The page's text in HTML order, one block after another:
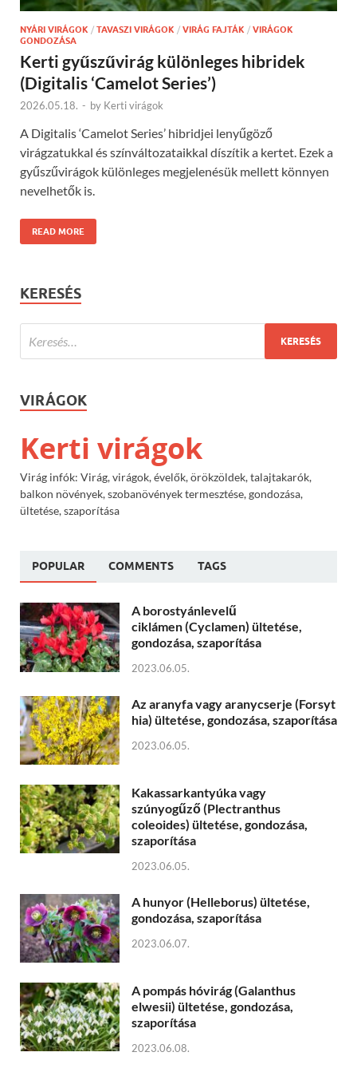
NYÁRI VIRÁGOK / TAVASZI VIRÁGOK / VIRÁG FAJTÁK / VIRÁGOK
GONDOZÁSA
Kerti gyűszűvirág különleges hibridek
(Digitalis ‘Camelot Series’)
2026.05.18. - by Kerti virágok
A Digitalis ‘Camelot Series’ hibridjei lenyűgöző
virágzatukkal és színváltozataikkal díszítik a kertet. Ezek a
gyűszűvirágok különleges megjelenésük mellett könnyen
nevelhetők is.
READ MORE
KERESÉS
VIRÁGOK
Kerti virágok
Virág infók: Virág, virágok, évelők, örökzöldek, talajtakarók,
balkon növények, szobanövények termesztése, gondozása,
ültetése, szaporítása
POPULAR COMMENTS TAGS
A borostyánlevelű
ciklámen (Cyclamen) ültetése,
gondozása, szaporítása
2023.06.05.
Az aranyfa vagy aranycserje (Forsyt
hia) ültetése, gondozása, szaporítása
2023.06.05.
Kakassarkantyúka vagy
szúnyogűző (Plectranthus
coleoides) ültetése, gondozása,
szaporítása
2023.06.05.
A hunyor (Helleborus) ültetése,
gondozása, szaporítása
2023.06.07.
A pompás hóvirág (Galanthus
elwesii) ültetése, gondozása,
szaporítása
2023.06.08.